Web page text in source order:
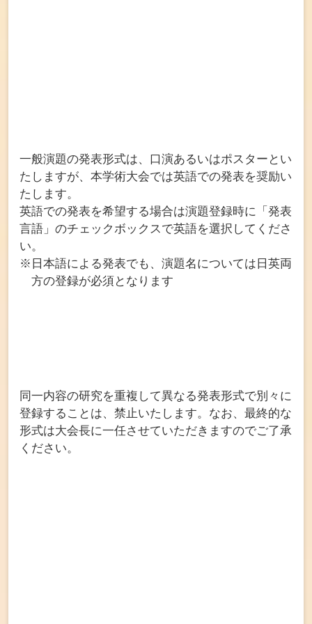
⼀般演題の発表形式は、⼝演あるいはポスターとい
たしますが、本学術大会では英語での発表を奨励い
たします。
英語での発表を希望する場合は演題登録時に「発表
言語」のチェックボックスで英語を選択してくださ
い。
※日本語による発表でも、演題名については日英両
方の登録が必須となります
同一内容の研究を重複して異なる発表形式で別々に
登録することは、禁止いたします。なお、最終的な
形式は大会長に一任させていただきますのでご了承
ください。